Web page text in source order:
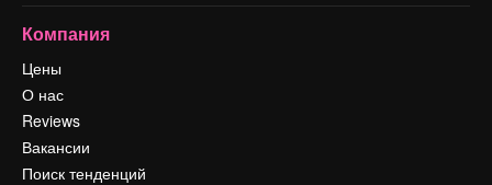
Компания
Цены
О нас
Reviews
Вакансии
Поиск тенденций